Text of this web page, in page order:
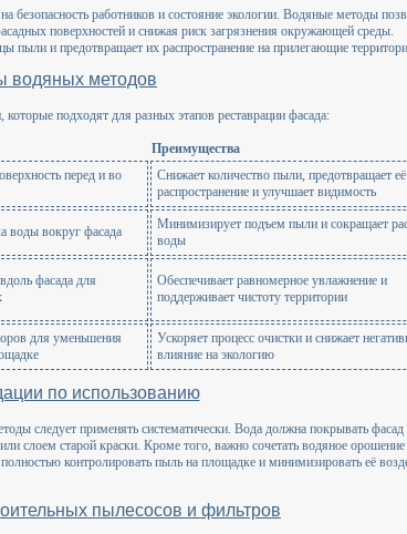
безопасность работников и состояние экологии. Водяные методы
поверхностей и снижая риск загрязнения окружающей среды.
пыли и предотвращает их распространение на прилегающие
водяных методов
подходят для разных этапов реставрации фасада:
Преимущества
перед и во
Снижает количество пыли, предотвращает её
распространение и улучшает видимость
воды вокруг фасада
Минимизирует подъем пыли и сокращает
воды
фасада для
Обеспечивает равномерное увлажнение и
поддерживает чистоту территории
для уменьшения
Ускоряет процесс очистки и снижает
влияние на экологию
по использованию
следует применять систематически. Вода должна покрывать фасад
слоем старой краски. Кроме того, важно сочетать водяное орошение
контролировать пыль на площадке и минимизировать её
пылесосов и фильтров